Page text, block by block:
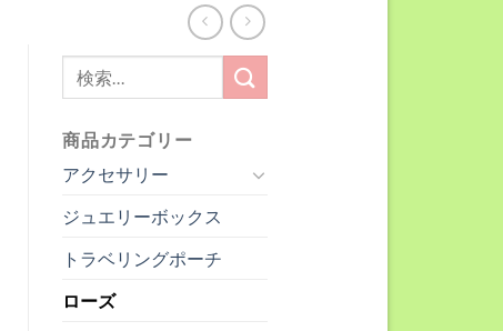
索
象:
商品カテゴリー
アクセサリー
ジュエリーボックス
トラベリングポーチ
ローズ